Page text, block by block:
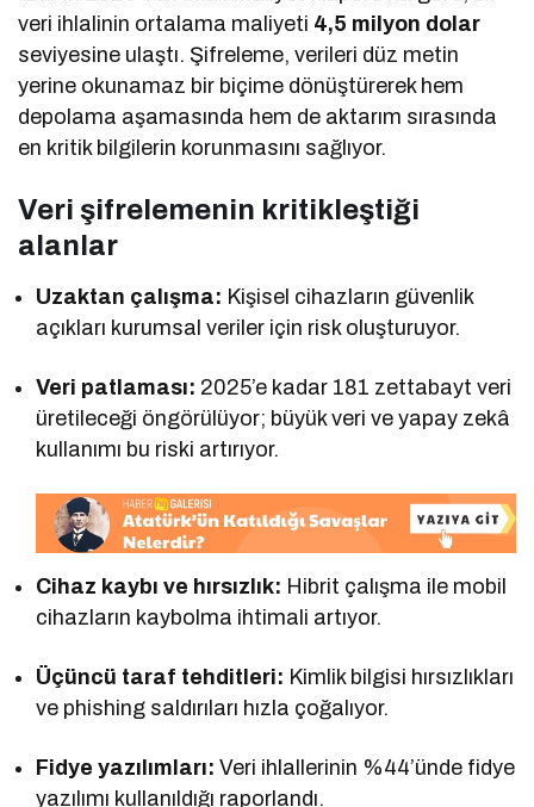
veri ihlalinin ortalama maliyeti 4,5 milyon dolar
seviyesine ulaştı. Şifreleme, verileri düz metin
yerine okunamaz bir biçime dönüştürerek hem
depolama aşamasında hem de aktarım sırasında
en kritik bilgilerin korunmasını sağlıyor.
Veri şifrelemenin kritikleştiği
alanlar
Uzaktan çalışma: Kişisel cihazların güvenlik
açıkları kurumsal veriler için risk oluşturuyor.
Veri patlaması: 2025’e kadar 181 zettabayt veri
üretileceği öngörülüyor; büyük veri ve yapay zekâ
kullanımı bu riski artırıyor.
Cihaz kaybı ve hırsızlık: Hibrit çalışma ile mobil
cihazların kaybolma ihtimali artıyor.
Üçüncü taraf tehditleri: Kimlik bilgisi hırsızlıkları
ve phishing saldırıları hızla çoğalıyor.
Fidye yazılımları: Veri ihlallerinin %44’ünde fidye
yazılımı kullanıldığı raporlandı.